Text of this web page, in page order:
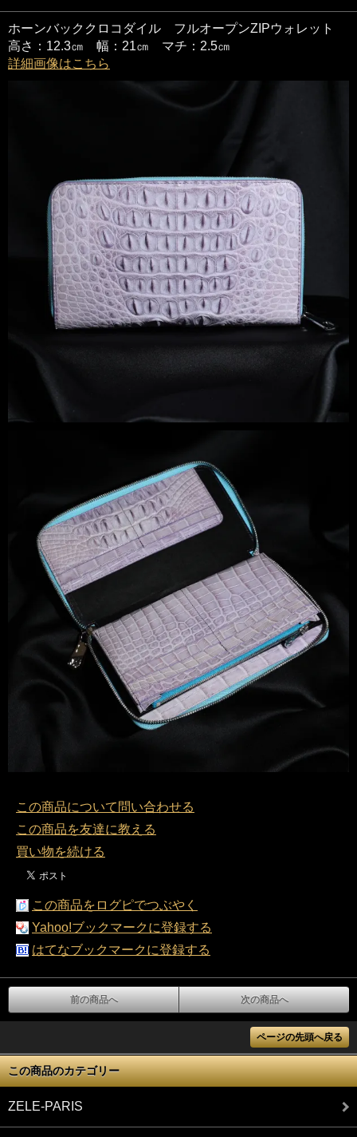
ホーンバッククロコダイル フルオープンZIPウォレット
高さ：12.3㎝ 幅：21㎝ マチ：2.5㎝
詳細画像はこちら
この商品について問い合わせる
この商品を友達に教える
買い物を続ける
この商品をログピでつぶやく
Yahoo!ブックマークに登録する
はてなブックマークに登録する
前の商品へ 次の商品へ
ページの先頭へ戻る
この商品のカテゴリー
ZELE-PARIS